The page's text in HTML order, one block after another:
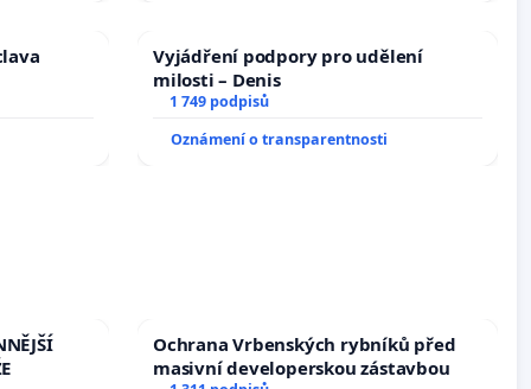
Vyjádření podpory pro udělení
milosti – Denis
1 749 podpisů
Oznámení o transparentnosti
Ochrana Vrbenských rybníků před
masivní developerskou zástavbou